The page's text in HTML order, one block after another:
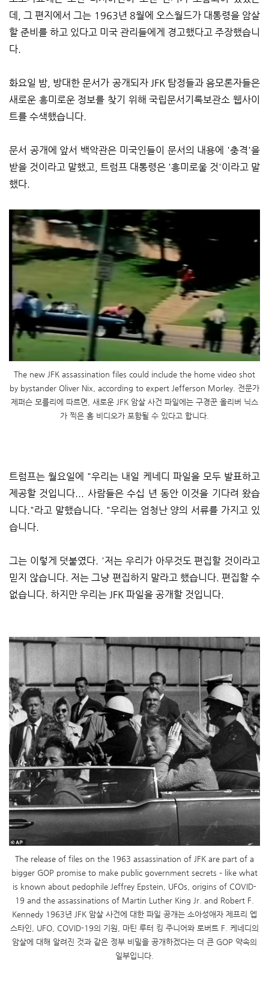
데, 그 편지에서 그는 1963년 8월에 오스월드가 대통령을 암살
할 준비를 하고 있다고 미국 관리들에게 경고했다고 주장했습니
다.
화요일 밤, 방대한 문서가 공개되자 JFK 탐정들과 음모론자들은
새로운 흥미로운 정보를 찾기 위해 국립문서기록보관소 웹사이
트를 수색했습니다.
문서 공개에 앞서 백악관은 미국인들이 문서의 내용에 '충격'을
받을 것이라고 말했고, 트럼프 대통령은 '흥미로울 것'이라고 말
했다.
The new JFK assassination files could include the home video shot
by bystander Oliver Nix, according to expert Jefferson Morley. 전문가
제퍼슨 모를리에 따르면, 새로운 JFK 암살 사건 파일에는 구경꾼 올리버 닉스
가 찍은 홈 비디오가 포함될 수 있다고 합니다.
트럼프는 월요일에 "우리는 내일 케네디 파일을 모두 발표하고
제공할 것입니다... 사람들은 수십 년 동안 이것을 기다려 왔습
니다."라고 말했습니다. "우리는 엄청난 양의 서류를 가지고 있
습니다.
그는 이렇게 덧붙였다. '저는 우리가 아무것도 편집할 것이라고
믿지 않습니다. 저는 그냥 편집하지 말라고 했습니다. 편집할 수
없습니다. 하지만 우리는 JFK 파일을 공개할 것입니다.
The release of files on the 1963 assassination of JFK are part of a
bigger GOP promise to make public government secrets – like what
is known about pedophile Jeffrey Epstein, UFOs, origins of COVID-
19 and the assassinations of Martin Luther King Jr. and Robert F.
Kennedy 1963년 JFK 암살 사건에 대한 파일 공개는 소아성애자 제프리 엡
스타인, UFO, COVID-19의 기원, 마틴 루터 킹 주니어와 로버트 F. 케네디의
암살에 대해 알려진 것과 같은 정부 비밀을 공개하겠다는 더 큰 GOP 약속의
일부입니다.